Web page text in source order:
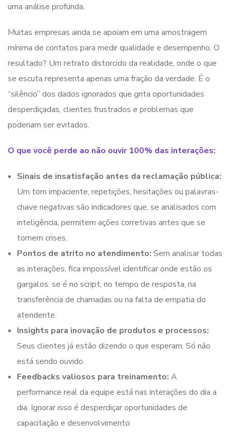
uma análise profunda.
Muitas empresas ainda se apoiam em uma amostragem
mínima de contatos para medir qualidade e desempenho. O
resultado? Um retrato distorcido da realidade, onde o que
se escuta representa apenas uma fração da verdade. É o
“silêncio” dos dados ignorados que grita oportunidades
desperdiçadas, clientes frustrados e problemas que
poderiam ser evitados.
O que você perde ao não ouvir 100% das interações:
Sinais de insatisfação antes da reclamação pública:
Um tom impaciente, repetições, hesitações ou palavras-
chave negativas são indicadores que, se analisados com
inteligência, permitem ações corretivas antes que se
tornem crises.
Pontos de atrito no atendimento: Sem analisar todas
as interações, fica impossível identificar onde estão os
gargalos: se é no script, no tempo de resposta, na
transferência de chamadas ou na falta de empatia do
atendente.
Insights para inovação de produtos e processos:
Seus clientes já estão dizendo o que esperam. Só não
está sendo ouvido.
Feedbacks valiosos para treinamento: A
performance real da equipe está nas interações do dia a
dia. Ignorar isso é desperdiçar oportunidades de
capacitação e desenvolvimento.